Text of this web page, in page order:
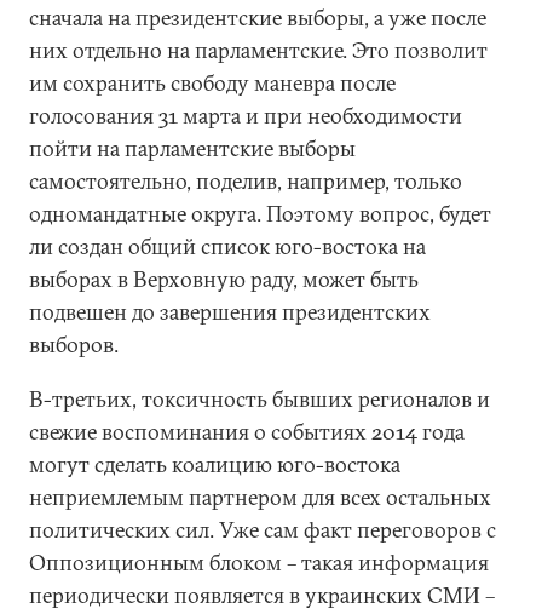
сначала на президентские выборы, а уже после
них отдельно на парламентские. Это позволит
им сохранить свободу маневра после
голосования 31 марта и при необходимости
пойти на парламентские выборы
самостоятельно, поделив, например, только
одномандатные округа. Поэтому вопрос, будет
ли создан общий список юго-востока на
выборах в Верховную раду, может быть
подвешен до завершения президентских
выборов.
В-третьих, токсичность бывших регионалов и
свежие воспоминания о событиях 2014 года
могут сделать коалицию юго-востока
неприемлемым партнером для всех остальных
политических сил. Уже сам факт переговоров с
Оппозиционным блоком – такая информация
периодически появляется в украинских СМИ –